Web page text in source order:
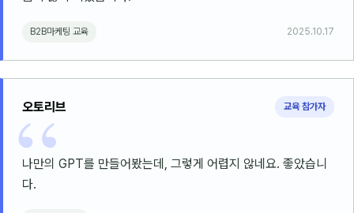
B2B마케팅 교육 2025.10.17
오토리브 교육 참가자
나만의 GPT를 만들어봤는데, 그렇게 어렵지 않네요. 좋았습니
다.